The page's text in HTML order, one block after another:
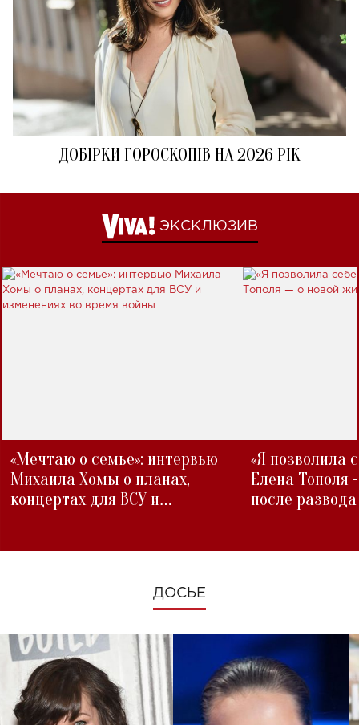
ДОБІРКИ ГОРОСКОПІВ НА 2026 РІК
ЭКСКЛЮЗИВ
«Мечтаю о семье»: интервью
Михаила Хомы о планах,
концертах для ВСУ и
«Я позволила
Елена Тополя
после развода
ДОСЬЕ